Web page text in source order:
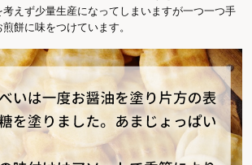
えず少量生産になってしまいますが一つ一つ手
餅に味をつけています。